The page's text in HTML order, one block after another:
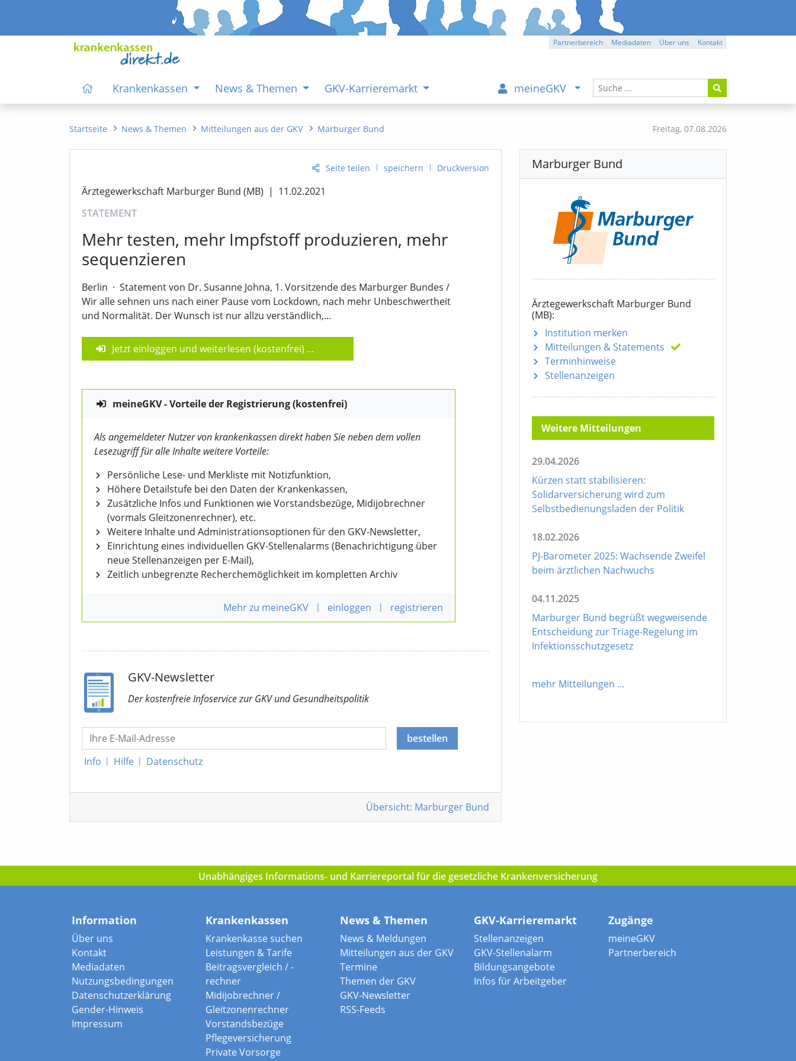
Partnerbereich Mediadaten Über uns Kontakt
Krankenkassen News & Themen GKV-Karrieremarkt meineGKV
Freitag, 07.08.2026
Startseite News & Themen Mitteilungen aus der GKV Marburger Bund
Seite teilen | speichern | Druckversion
Ärztegewerkschaft Marburger Bund (MB) | 11.02.2021
STATEMENT
Mehr testen, mehr Impfstoff produzieren, mehr
sequenzieren
Berlin · Statement von Dr. Susanne Johna, 1. Vorsitzende des Marburger Bundes /
Wir alle sehnen uns nach einer Pause vom Lockdown, nach mehr Unbeschwertheit
und Normalität. Der Wunsch ist nur allzu verständlich,...
Jetzt einloggen und weiterlesen (kostenfrei) ...
meineGKV - Vorteile der Registrierung (kostenfrei)
Als angemeldeter Nutzer von krankenkassen direkt haben Sie neben dem vollen
Lesezugriff für alle Inhalte weitere Vorteile:
Persönliche Lese- und Merkliste mit Notizfunktion,
Höhere Detailstufe bei den Daten der Krankenkassen,
Zusätzliche Infos und Funktionen wie Vorstandsbezüge, Midijobrechner
(vormals Gleitzonenrechner), etc.
Weitere Inhalte und Administrationsoptionen für den GKV-Newsletter,
Einrichtung eines individuellen GKV-Stellenalarms (Benachrichtigung über
neue Stellenanzeigen per E-Mail),
Zeitlich unbegrenzte Recherchemöglichkeit im kompletten Archiv
Mehr zu meineGKV | einloggen | registrieren
GKV-Newsletter
Der kostenfreie Infoservicezur GKVund Gesundheitspolitik
Info | Hilfe | Datenschutz
bestellen
Übersicht: Marburger Bund
Marburger Bund
Ärztegewerkschaft Marburger Bund
(MB):
Institution merken
Mitteilungen & Statements
Terminhinweise
Stellenanzeigen
Weitere Mitteilungen
29.04.2026
Kürzen statt stabilisieren:
Solidarversicherung wird zum
Selbstbedienungsladen der Politik
18.02.2026
PJ-Barometer 2025: Wachsende Zweifel
beim ärztlichen Nachwuchs
04.11.2025
Marburger Bund begrüßt wegweisende
Entscheidung zur Triage-Regelung im
Infektionsschutzgesetz
mehr Mitteilungen ...
Unabhängiges Informations- und Karriereportal für die gesetzliche Krankenversicherung
Information
Über uns
Kontakt
Mediadaten
Nutzungsbedingungen
Datenschutzerklärung
Gender-Hinweis
Impressum
Krankenkassen
Krankenkasse suchen
Leistungen & Tarife
Beitragsvergleich / -
rechner
Midijobrechner /
Gleitzonenrechner
Vorstandsbezüge
Pflegeversicherung
Private Vorsorge
News & Themen
News & Meldungen
Mitteilungen aus der GKV
Termine
Themen der GKV
GKV-Newsletter
RSS-Feeds
GKV-Karrieremarkt
Stellenanzeigen
GKV-Stellenalarm
Bildungsangebote
Infos für Arbeitgeber
Zugänge
meineGKV
Partnerbereich